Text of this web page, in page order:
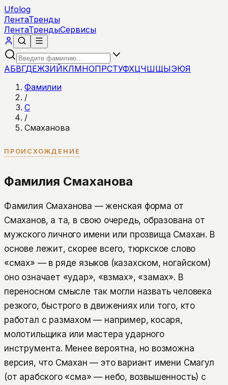
Ufolog
ЛентаТренды
ЛентаТрендыСервисы
АБВГДЕЖЗИЙКЛМНОПРСТУФХЦЧШЩЫЭЮЯ
Фамилии
/
С
/
Смаханова
ПРОИСХОЖДЕНИЕ
Фамилия Смаханова
Фамилия Смаханова — женская форма от
Смаханов, а та, в свою очередь, образована от
мужского личного имени или прозвища Смахан. В
основе лежит, скорее всего, тюркское слово
«смах» — в ряде языков (казахском, ногайском)
оно означает «удар», «взмах», «замах». В
переносном смысле так могли назвать человека
резкого, быстрого в движениях или того, кто
работал с размахом — например, косаря,
молотильщика или мастера ударного
инструмента. Менее вероятна, но возможна
версия, что Смахан — это вариант имени Смагул
(от арабского «сма» — небо, возвышенность) с